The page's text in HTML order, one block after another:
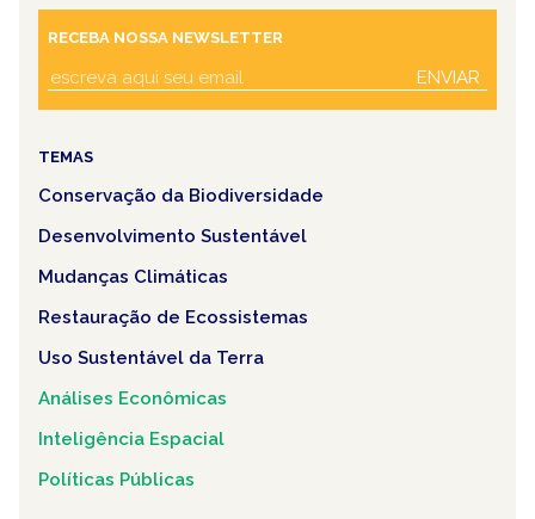
RECEBA NOSSA NEWSLETTER
ENVIAR
TEMAS
Conservação da Biodiversidade
Desenvolvimento Sustentável
Mudanças Climáticas
Restauração de Ecossistemas
Uso Sustentável da Terra
Análises Econômicas
Inteligência Espacial
Políticas Públicas